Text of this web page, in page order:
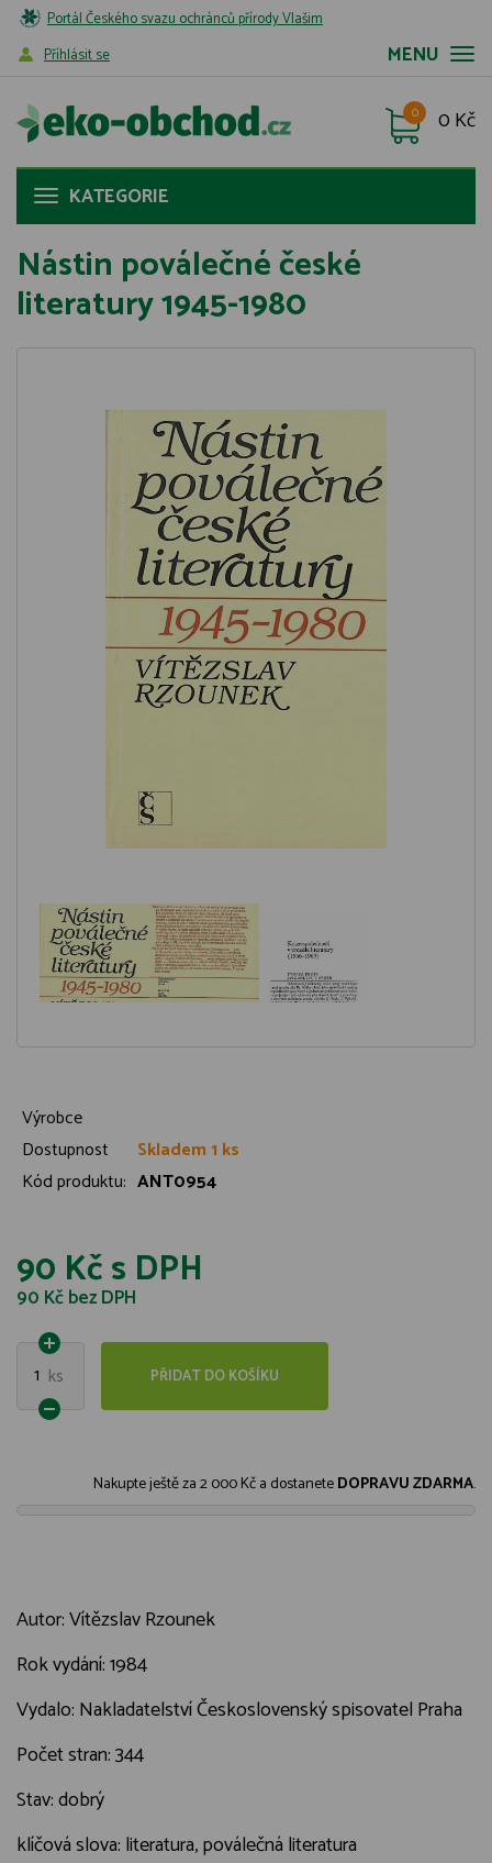
Portál Českého svazu ochránců přírody Vlašim
MENU
Příhlásit se
0 Kč
0
KATEGORIE
Nástin poválečné české
literatury 1945-1980
Výrobce
Dostupnost
Skladem 1 ks
Kód produktu: ANT0954
90 Kčs DPH
90 Kčbez DPH
1 ks PŘIDAT DO KOŠÍKU
Nakupte ještě za2 000 Kča dostaneteDOPRAVU ZDARMA.
Autor: Vítězslav Rzounek
Rok vydání: 1984
Vydalo: Nakladatelství Československý spisovatel Praha
Počet stran: 344
Stav: dobrý
klíčová slova: literatura, poválečná literatura